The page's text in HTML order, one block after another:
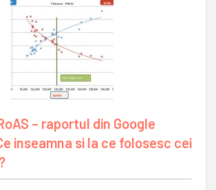
– raportul din Google
inseamna si la ce folosesc cei